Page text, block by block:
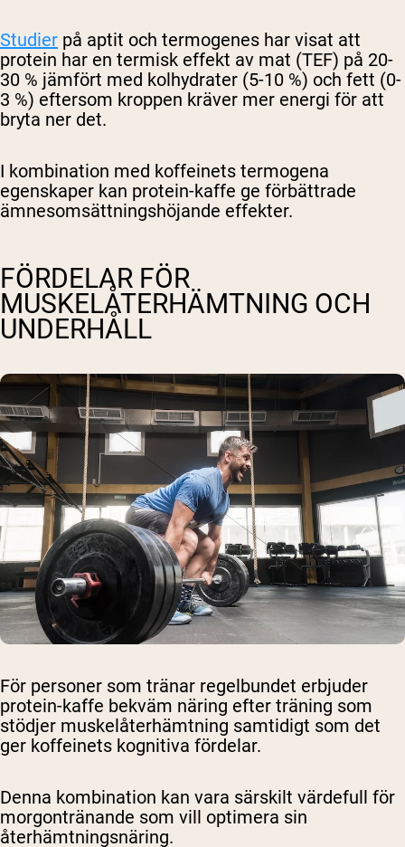
Studier på aptit och termogenes har visat att
protein har en termisk effekt av mat (TEF) på 20-
30 % jämfört med kolhydrater (5-10 %) och fett (0-
3 %) eftersom kroppen kräver mer energi för att
bryta ner det.
I kombination med koffeinets termogena
egenskaper kan protein-kaffe ge förbättrade
ämnesomsättningshöjande effekter.
FÖRDELAR FÖR
MUSKELÅTERHÄMTNING OCH
UNDERHÅLL
För personer som tränar regelbundet erbjuder
protein-kaffe bekväm näring efter träning som
stödjer muskelåterhämtning samtidigt som det
ger koffeinets kognitiva fördelar.
Denna kombination kan vara särskilt värdefull för
morgontränande som vill optimera sin
återhämtningsnäring.